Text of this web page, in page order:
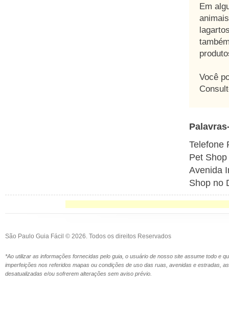
Em
Você
Telefone
Pet
Avenida
Shop no
São Paulo Guia Fácil © 2026. Todos os direitos Reservados
*Ao utilizar as informações fornecidas pelo guia, o usuário de nosso site assume todo e
imperfeições nos referidos mapas ou condições de uso das ruas, avenidas e estradas,
desatualizadas e/ou sofrerem alterações sem aviso prévio.